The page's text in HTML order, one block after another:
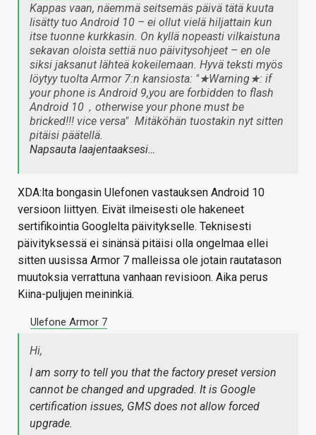
Kappas vaan, näemmä seitsemäs päivä tätä kuuta
lisätty tuo Android 10 – ei ollut vielä hiljattain kun
itse tuonne kurkkasin. On kyllä nopeasti vilkaistuna
sekavan oloista settiä nuo päivitysohjeet – en ole
siksi jaksanut lähteä kokeilemaan. Hyvä teksti myös
löytyy tuolta Armor 7:n kansiosta: "★Warning★: if
your phone is Android 9,you are forbidden to flash
Android 10，otherwise your phone must be
bricked!!! vice versa" Mitäköhän tuostakin nyt sitten
pitäisi päätellä.
Napsauta laajentaaksesi…
XDA:lta bongasin Ulefonen vastauksen Android 10
versioon liittyen. Eivät ilmeisesti ole hakeneet
sertifikointia Googlelta päivitykselle. Teknisesti
päivityksessä ei sinänsä pitäisi olla ongelmaa ellei
sitten uusissa Armor 7 malleissa ole jotain rautatason
muutoksia verrattuna vanhaan revisioon. Aika perus
Kiina-puljujen meininkiä.
Ulefone Armor 7
Hi,
I am sorry to tell you that the factory preset version
cannot be changed and upgraded. It is Google
certification issues, GMS does not allow forced
upgrade.